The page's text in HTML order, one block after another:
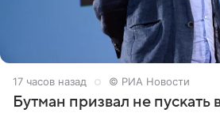
17 часов назад © РИА Новости
Бутман призвал не пускать